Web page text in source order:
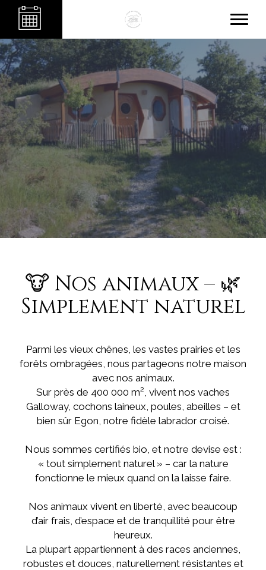
🐮 Nos animaux – 🌿
Simplement naturel
Parmi les vieux chênes, les vastes prairies et les
forêts ombragées, nous partageons notre maison
avec nos animaux.
Sur près de 400 000 m², vivent nos vaches
Galloway, cochons laineux, poules, abeilles – et
bien sûr Egon, notre fidèle labrador croisé.
Nous sommes certifiés bio, et notre devise est :
« tout simplement naturel » – car la nature
fonctionne le mieux quand on la laisse faire.
Nos animaux vivent en liberté, avec beaucoup
d’air frais, d’espace et de tranquillité pour être
heureux.
La plupart appartiennent à des races anciennes,
robustes et douces, naturellement résistantes et